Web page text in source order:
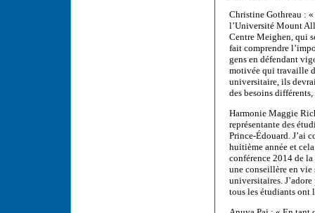
Christine Gothreau :
l’Université Mount
Centre Meighen, qui
fait comprendre
gens en défendant
motivée qui travaille
universitaire, ils
des besoins
Harmonie Maggie
représentante des
Prince-Édouard. J’ai
huitième année et
conférence 2014 de
une conseillère en vie
universitaires.
tous les étudiants ont